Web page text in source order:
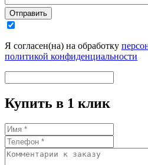
Отправить
Я согласен(на) на обработку
политикой конфиденциальности
Купить в 1 клик